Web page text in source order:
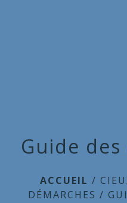
Guide
ACCUEIL /
DÉMARCHES /